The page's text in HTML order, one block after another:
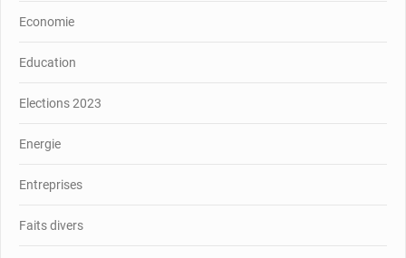
Economie
Education
Elections 2023
Energie
Entreprises
Faits divers